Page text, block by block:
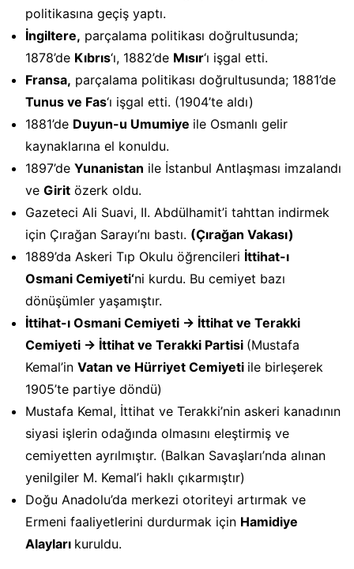
politikasına geçiş yaptı.
İngiltere, parçalama politikası doğrultusunda;
1878’de Kıbrıs‘ı, 1882’de Mısır‘ı işgal etti.
Fransa, parçalama politikası doğrultusunda; 1881’de
Tunus ve Fas‘ı işgal etti. (1904’te aldı)
1881’de Duyun-u Umumiye ile Osmanlı gelir
kaynaklarına el konuldu.
1897’de Yunanistan ile İstanbul Antlaşması imzalandı
ve Girit özerk oldu.
Gazeteci Ali Suavi, II. Abdülhamit’i tahttan indirmek
için Çırağan Sarayı’nı bastı. (Çırağan Vakası)
1889’da Askeri Tıp Okulu öğrencileri İttihat-ı
Osmani Cemiyeti‘ni kurdu. Bu cemiyet bazı
dönüşümler yaşamıştır.
İttihat-ı Osmani Cemiyeti -> İttihat ve Terakki
Cemiyeti -> İttihat ve Terakki Partisi (Mustafa
Kemal’in Vatan ve Hürriyet Cemiyeti ile birleşerek
1905’te partiye döndü)
Mustafa Kemal, İttihat ve Terakki’nin askeri kanadının
siyasi işlerin odağında olmasını eleştirmiş ve
cemiyetten ayrılmıştır. (Balkan Savaşları’nda alınan
yenilgiler M. Kemal’i haklı çıkarmıştır)
Doğu Anadolu’da merkezi otoriteyi artırmak ve
Ermeni faaliyetlerini durdurmak için Hamidiye
Alayları kuruldu.